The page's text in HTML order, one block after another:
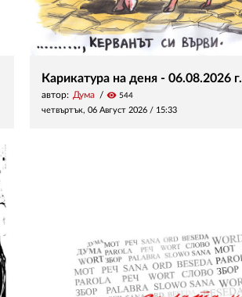
Карикатура на деня - 06.08.2026 г.
автор: Дума visibility 544
четвъртък, 06 Август 2026 / 15:33